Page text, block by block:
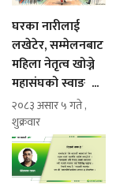
घरका नारीलाई
लखेटेर, सम्मेलनबाट
महिला नेतृत्व खोज्ने
महासंघको स्वाङ ...
२०८३ असार ५ गते ,
शुक्रवार